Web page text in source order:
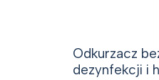
Odkurzacz
dezynfekcji i